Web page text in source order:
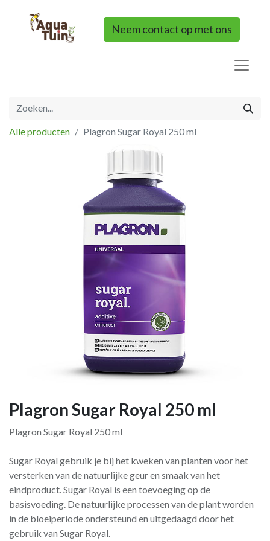
Neem contact op met ons
Alle producten Plagron Sugar Royal 250 ml
Plagron Sugar Royal 250 ml
Plagron Sugar Royal 250 ml
Sugar Royal gebruik je bij het kweken van planten voor het
versterken van de natuurlijke geur en smaak van het
eindproduct. Sugar Royal is een toevoeging op de
basisvoeding. De natuurlijke processen van de plant worden
in de bloeiperiode ondersteund en uitgedaagd door het
gebruik van Sugar Royal.